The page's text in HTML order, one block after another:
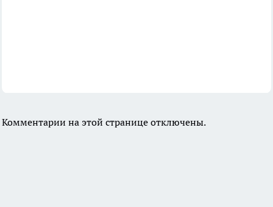
Комментарии на этой странице отключены.